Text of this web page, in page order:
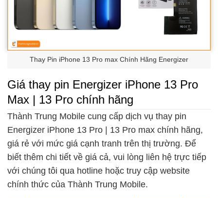
Thay Pin iPhone 13 Pro max Chính Hãng Energizer
Giá thay pin Energizer iPhone 13 Pro
Max | 13 Pro chính hãng
Thành Trung Mobile cung cấp dịch vụ thay pin
Energizer iPhone 13 Pro | 13 Pro max chính hãng,
giá rẻ với mức giá cạnh tranh trên thị trường. Để
biết thêm chi tiết về giá cả, vui lòng liên hệ trực tiếp
với chúng tôi qua hotline hoặc truy cập website
chính thức của Thành Trung Mobile.